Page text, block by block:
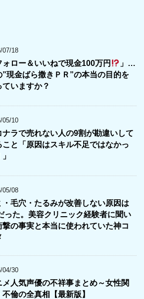
07/18
ォロー＆いいねで現金100万円
」…
”現金ばら撒きＰＲ”の本当の目的を
ていますか？
05/10
ナラで売れない人の9割が勘違いして
こと「原因はスキル不足ではなかっ
05/08
・毛穴・たるみが改善しない原因は
った。美容クリニック経験者に聞い
撃の事実と本当に使われていた神コ
04/30
メ人気声優の不祥事まとめ～女性関
不倫の全真相【最新版】